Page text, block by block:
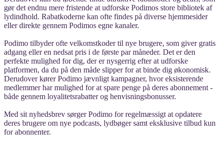
gør det endnu mere fristende at udforske Podimos store bibliotek af
lydindhold. Rabatkoderne kan ofte findes på diverse hjemmesider
eller direkte gennem Podimos egne kanaler.
Podimo tilbyder ofte velkomstkoder til nye brugere, som giver gratis
adgang eller en nedsat pris i de første par måneder. Det er den
perfekte mulighed for dig, der er nysgerrig efter at udforske
platformen, da du på den måde slipper for at binde dig økonomisk.
Derudover kører Podimo jævnligt kampagner, hvor eksisterende
medlemmer har mulighed for at spare penge på deres abonnement -
både gennem loyalitetsrabatter og henvisningsbonusser.
Med sit nyhedsbrev sørger Podimo for regelmæssigt at opdatere
deres brugere om nye podcasts, lydbøger samt eksklusive tilbud kun
for abonnenter.